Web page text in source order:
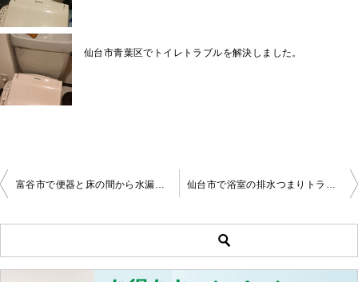
仙台市青葉区でトイレトラブルを解決しました。
投
稿
富谷市で便器と床の間から水漏れするのを修理しました。 仙台市で浴室の排水つまりトラブル施工事例